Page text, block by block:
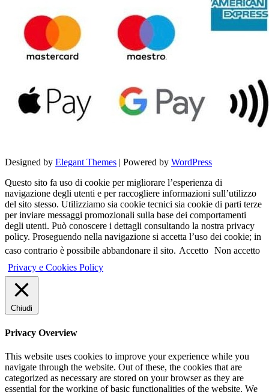
Designed by Elegant Themes | Powered by WordPress
Questo sito fa uso di cookie per migliorare l’esperienza di
navigazione degli utenti e per raccogliere informazioni sull’utilizzo
del sito stesso. Utilizziamo sia cookie tecnici sia cookie di parti terze
per inviare messaggi promozionali sulla base dei comportamenti
degli utenti. Può conoscere i dettagli consultando la nostra privacy
policy. Proseguendo nella navigazione si accetta l’uso dei cookie; in
caso contrario è possibile abbandonare il sito. Accetto Non accetto
Privacy e Cookies Policy
Chiudi
Privacy Overview
This website uses cookies to improve your experience while you
navigate through the website. Out of these, the cookies that are
categorized as necessary are stored on your browser as they are
essential for the working of basic functionalities of the website. We